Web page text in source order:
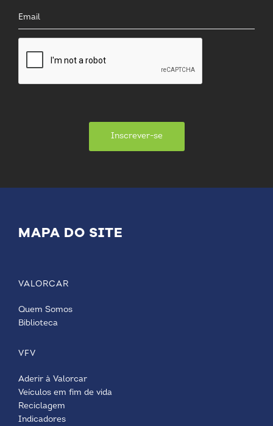
Inscrever-se
MAPA DO SITE
VALORCAR
Quem Somos
Biblioteca
VFV
Aderir à Valorcar
Veículos em fim de vida
Reciclagem
Indicadores